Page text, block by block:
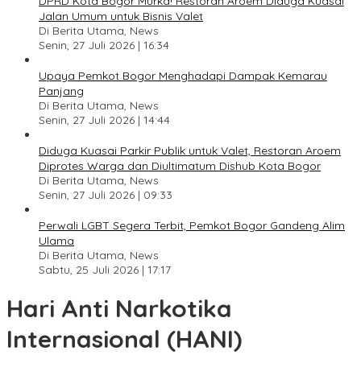
Jalan Umum untuk Bisnis Valet
Di Berita Utama, News
Senin, 27 Juli 2026 | 16:34
Upaya Pemkot Bogor Menghadapi Dampak Kemarau
Panjang
Di Berita Utama, News
Senin, 27 Juli 2026 | 14:44
Diduga Kuasai Parkir Publik untuk Valet, Restoran Aroem
Diprotes Warga dan Diultimatum Dishub Kota Bogor
Di Berita Utama, News
Senin, 27 Juli 2026 | 09:33
Perwali LGBT Segera Terbit, Pemkot Bogor Gandeng Alim
Ulama
Di Berita Utama, News
Sabtu, 25 Juli 2026 | 17:17
Hari Anti Narkotika
Internasional (HANI)